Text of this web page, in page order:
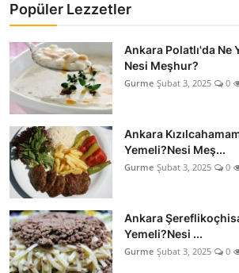
İçecek Kültürü & Barista
Yöresel Tarifler & Ev Yemekleri
Gıda Güvenliği & Sağlık
İçecek Kültürü & Rehberleri
Popüler Kültür & Mutfak Tarihi
Mutfak Temizliği & Pratik Bilgiler
Anne & Bebek Beslenmesi
Mutfak Sırları & Teknikler
Popüler Lezzetler
Ankara Polatlı'da Ne
Nesi Meşhur?
Gurme Şubat 3, 2025 0
Ankara
Yemeli?Nesi Meş...
Gurme Şubat 3, 2025 0
Ankara
Yemeli?Nesi ...
Gurme Şubat 3, 2025 0